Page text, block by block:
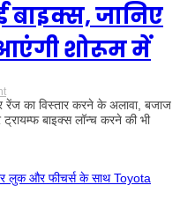
फीचर्स
में
बदलाव
बाइक्स, जानिए
शोरूम में
2026
में
बजाज
जानिए
का विस्तार करने के अलावा, बजाज
बाइक्स लॉन्च करने की भी